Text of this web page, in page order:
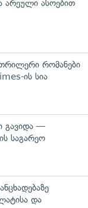
არეული ასოებით
რომანები
ის სია
გავიდა —
საგარეო
და